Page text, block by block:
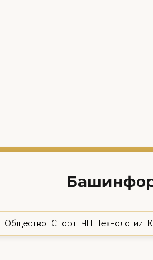
Общество Спорт ЧП Технологии